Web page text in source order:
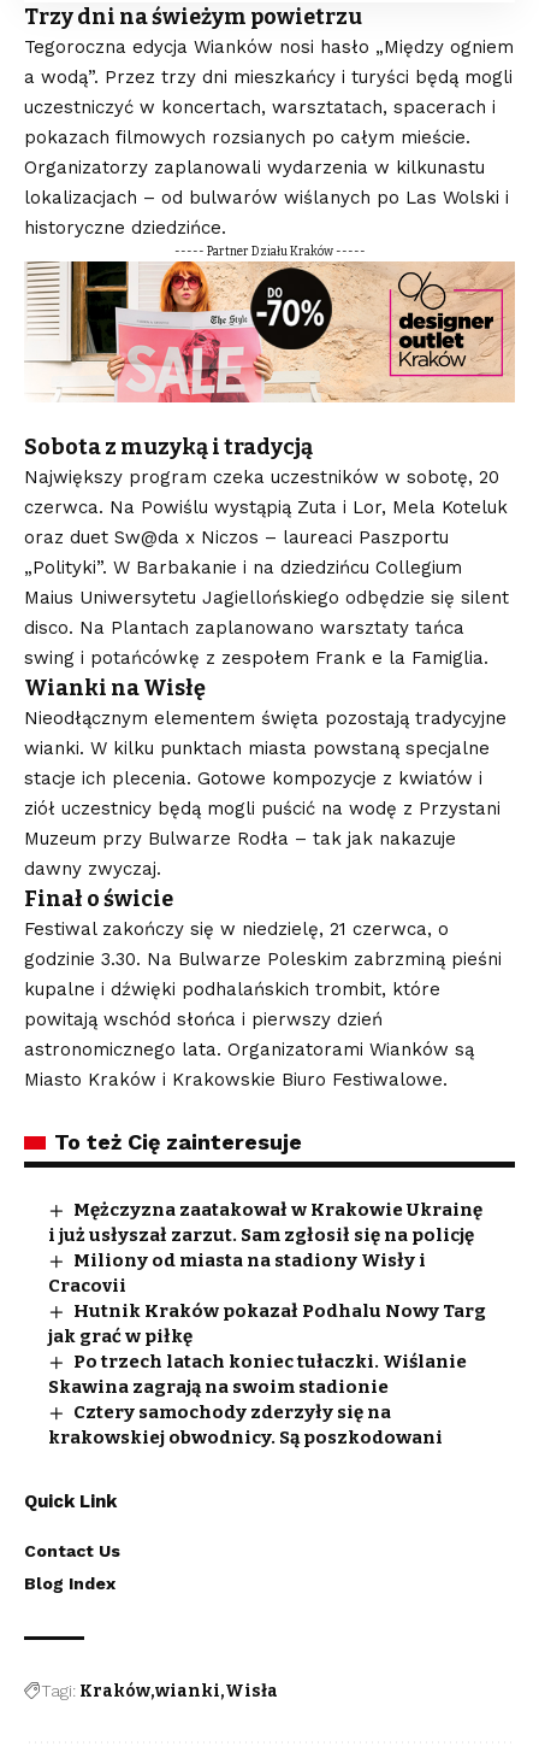
Trzy dni na świeżym powietrzu
Tegoroczna edycja Wianków nosi hasło „Między ogniem
a wodą”. Przez trzy dni mieszkańcy i turyści będą mogli
uczestniczyć w koncertach, warsztatach, spacerach i
pokazach filmowych rozsianych po całym mieście.
Organizatorzy zaplanowali wydarzenia w kilkunastu
lokalizacjach – od bulwarów wiślanych po Las Wolski i
historyczne dziedzińce.
----- Partner Działu Kraków -----
Sobota z muzyką i tradycją
Największy program czeka uczestników w sobotę, 20
czerwca. Na Powiślu wystąpią Zuta i Lor, Mela Koteluk
oraz duet Sw@da x Niczos – laureaci Paszportu
„Polityki”. W Barbakanie i na dziedzińcu Collegium
Maius Uniwersytetu Jagiellońskiego odbędzie się silent
disco. Na Plantach zaplanowano warsztaty tańca
swing i potańcówkę z zespołem Frank e la Famiglia.
Wianki na Wisłę
Nieodłącznym elementem święta pozostają tradycyjne
wianki. W kilku punktach miasta powstaną specjalne
stacje ich plecenia. Gotowe kompozycje z kwiatów i
ziół uczestnicy będą mogli puścić na wodę z Przystani
Muzeum przy Bulwarze Rodła – tak jak nakazuje
dawny zwyczaj.
Finał o świcie
Festiwal zakończy się w niedzielę, 21 czerwca, o
godzinie 3.30. Na Bulwarze Poleskim zabrzminą pieśni
kupalne i dźwięki podhalańskich trombit, które
powitają wschód słońca i pierwszy dzień
astronomicznego lata. Organizatorami Wianków są
Miasto Kraków i Krakowskie Biuro Festiwalowe.
To też Cię zainteresuje
Mężczyzna zaatakował w Krakowie Ukrainę
i już usłyszał zarzut. Sam zgłosił się na policję
Miliony od miasta na stadiony Wisły i
Cracovii
Hutnik Kraków pokazał Podhalu Nowy Targ
jak grać w piłkę
Po trzech latach koniec tułaczki. Wiślanie
Skawina zagrają na swoim stadionie
Cztery samochody zderzyły się na
krakowskiej obwodnicy. Są poszkodowani
Quick Link
Contact Us
Blog Index
Tagi: Kraków wianki Wisła